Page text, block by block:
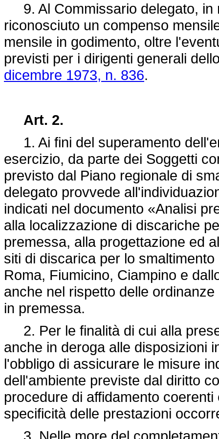
9. Al Commissario delegato, in
riconosciuto un compenso
mensile in godimento, oltre
previsti per i dirigenti generali
dicembre 1973, n. 836.
Art. 2.
1. Ai fini del superamento
esercizio, da parte dei Soggetti
previsto dal Piano regionale di
delegato provvede
indicati nel documento «Analisi
alla localizzazione di discariche
premessa, alla progettazione ed
siti di discarica per lo
Roma, Fiumicino, Ciampino e
anche nel rispetto delle
in premessa.
2. Per le finalità di cui alla
anche in deroga alle disposizioni
l'obbligo di assicurare le misure
dell'ambiente previste dal diritto
procedure di affidamento
specificità delle prestazioni